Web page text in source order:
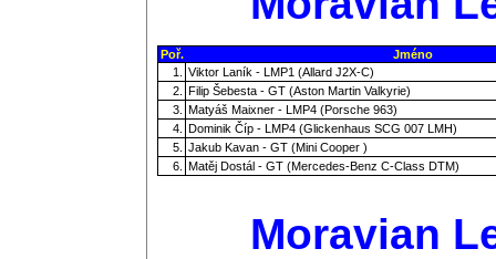
Poř.
Jméno
1.
Viktor Laník - LMP1 (Allard J2X-C)
2.
Filip Šebesta - GT (Aston Martin Valkyrie)
3.
Matyáš Maixner - LMP4 (Porsche 963)
4.
Dominik Číp - LMP4 (Glickenhaus SCG 007 LMH)
5.
Jakub Kavan - GT (Mini Cooper )
6.
Matěj Dostál - GT (Mercedes-Benz C-Class DTM)
Moravian